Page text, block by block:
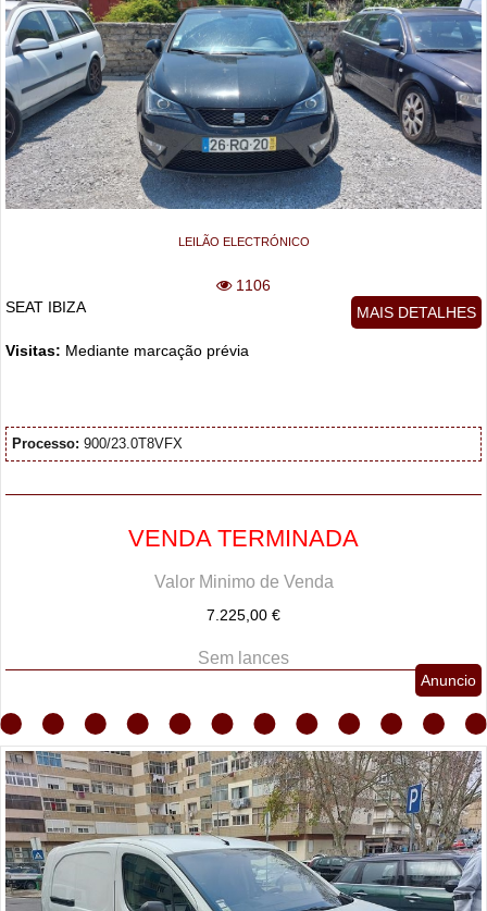
LEILÃO ELECTRÓNICO
1106
MAIS DETALHES
SEAT IBIZA
Visitas: Mediante marcação prévia
Processo: 900/23.0T8VFX
VENDA TERMINADA
Valor Minimo de Venda
7.225,00 €
Sem lances
Anuncio